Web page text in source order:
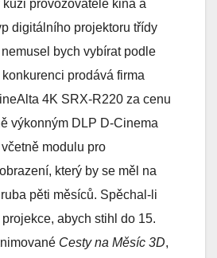
provozovatele kina a
digitálního projektoru třídy
bych vybírat podle
prodává firma
4K SRX-R220 za cenu
výkonným DLP D-Cinema
modulu pro
který by se měl na
pěti měsíců. Spěchal-li
abych stihl do 15.
Cesty na Měsíc 3D,